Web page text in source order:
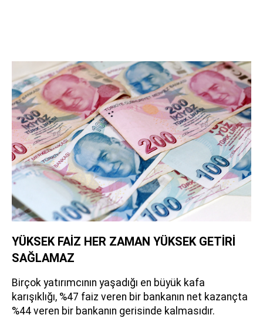
YÜKSEK FAİZ HER ZAMAN YÜKSEK GETİRİ
SAĞLAMAZ
Birçok yatırımcının yaşadığı en büyük kafa
karışıklığı, %47 faiz veren bir bankanın net kazançta
%44 veren bir bankanın gerisinde kalmasıdır.